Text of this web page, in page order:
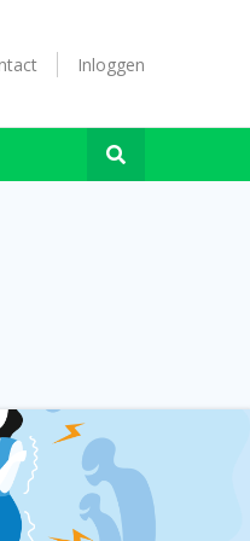
Inloggen